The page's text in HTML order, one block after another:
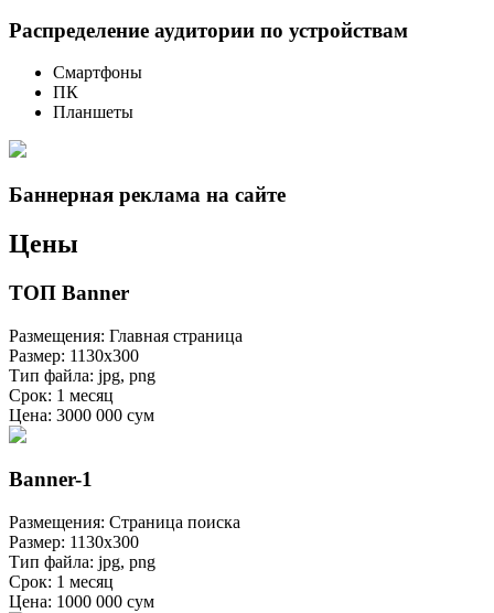
Распределение аудитории по устройствам
Смартфоны
ПК
Планшеты
Баннерная реклама на сайте
Цены
ТОП Banner
Размещения: Главная страница
Размер: 1130х300
Тип файла: jpg, png
Срок: 1 месяц
Цена: 3000 000 сум
Banner-1
Размещения: Страница поиска
Размер: 1130х300
Тип файла: jpg, png
Срок: 1 месяц
Цена: 1000 000 сум